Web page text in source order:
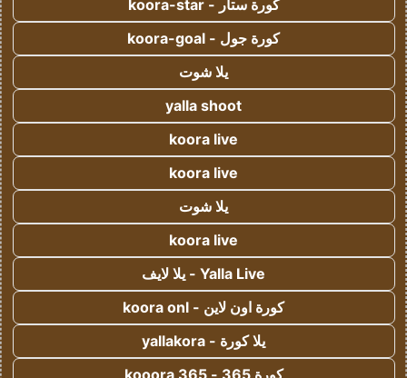
كورة ستار - koora-star
كورة جول - koora-goal
يلا شوت
yalla shoot
koora live
koora live
يلا شوت
koora live
Yalla Live - يلا لايف
كورة اون لاين - koora onl
يلا كورة - yallakora
كورة 365 - kooora 365